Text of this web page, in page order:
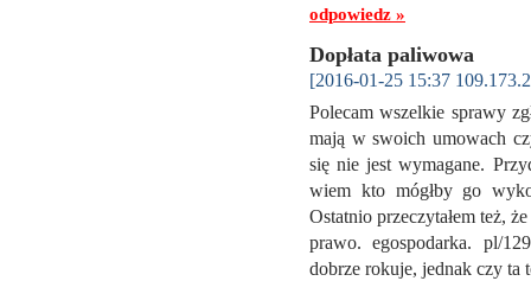
odpowiedz »
Dopłata paliwowa
[2016-01-25 15:37
Polecam wszelkie sprawy
mają w swoich umowach
się nie jest wymagane.
wiem kto mógłby go
Ostatnio przeczytałem też,
prawo. egospodarka. pl/
dobrze rokuje, jednak czy